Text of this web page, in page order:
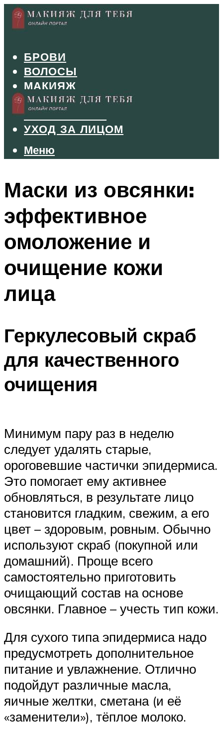
БРОВИ
ВОЛОСЫ
МАКИЯЖ
МАНИКЮР
ТУШЬ И ТЕНИ
УХОД ЗА ЛИЦОМ
Меню
Меню
Маски из овсянки:
эффективное
омоложение и
очищение кожи
лица
Геркулесовый скраб
для качественного
очищения
Минимум пару раз в неделю
следует удалять старые,
ороговевшие частички эпидермиса.
Это помогает ему активнее
обновляться, в результате лицо
становится гладким, свежим, а его
цвет – здоровым, ровным. Обычно
используют скраб (покупной или
домашний). Проще всего
самостоятельно приготовить
очищающий состав на основе
овсянки. Главное – учесть тип кожи.
Для сухого типа эпидермиса надо
предусмотреть дополнительное
питание и увлажнение. Отлично
подойдут различные масла,
яичные желтки, сметана (и её
«заменители»), тёплое молоко.